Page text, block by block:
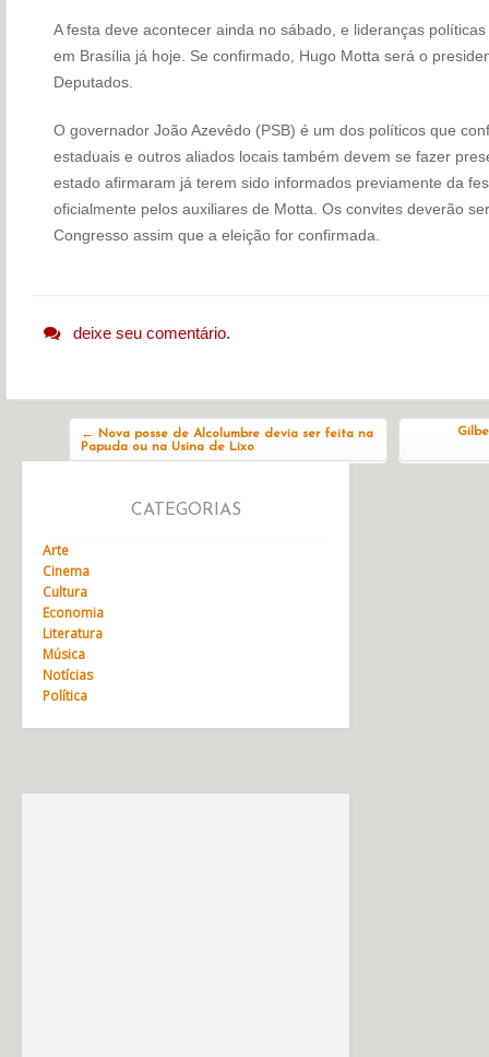
A festa deve acontecer ainda no sábado, e lideranças
em Brasília já hoje. Se confirmado, Hugo Motta será o
Deputados.
O governador João Azevêdo (PSB) é um dos políticos que
estaduais e outros aliados locais também devem se fazer
estado afirmaram já terem sido informados previamente da
oficialmente pelos auxiliares de Motta. Os convites deverão
Congresso assim que a eleição for confirmada.
deixe seu comentário.
←
Nova posse de Alcolumbre devia ser feita na
Papuda ou na Usina de Lixo
CATEGORIAS
Arte
Cinema
Cultura
Economia
Literatura
Música
Notícias
Política